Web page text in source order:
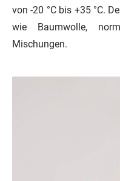
von -20 °C bis +35 °C.
wie Baumwolle,
Mischungen.